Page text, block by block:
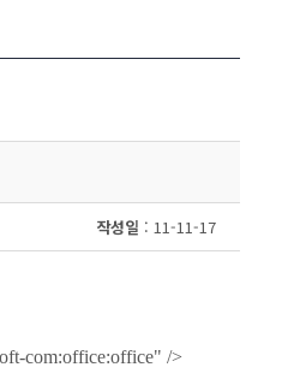
작성일 : 11-11-17
com:office:office" />